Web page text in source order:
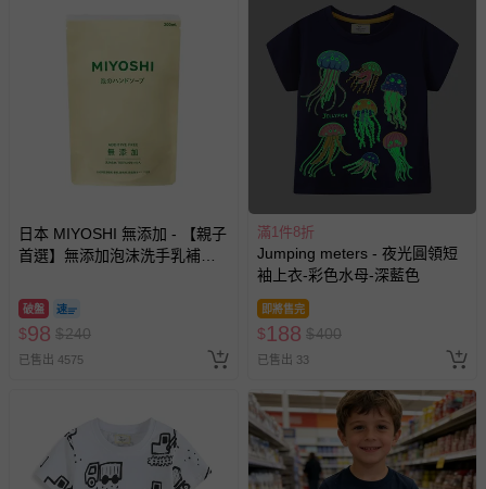
日本 MIYOSHI 無添加 - 【親子
首選】無添加泡沫洗手乳補充
破盤
$98 $240
已售出 4575
滿1件8折
Jumping meters - 夜光圓領短
袖上衣-彩色水母-深藍色
即將售完
$188 $400
已售出 33